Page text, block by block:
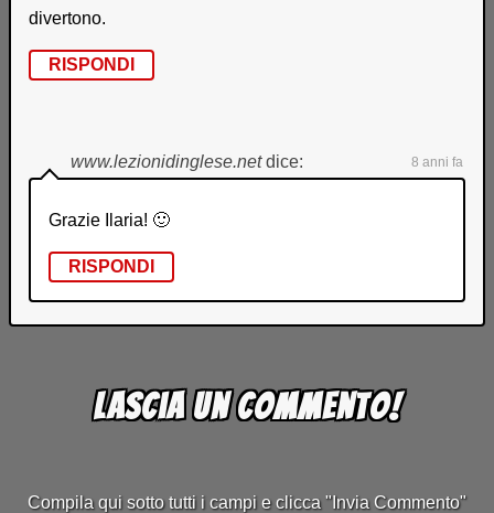
divertono.
RISPONDI
www.lezionidinglese.net dice: 8 anni fa
Grazie Ilaria! 🙂
RISPONDI
Lascia un commento!
Compila qui sotto tutti i campi e clicca "Invia Commento"